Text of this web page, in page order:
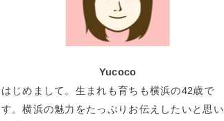
Yucoco
はじめまして。生まれも育ちも横浜の42歳で
す。横浜の魅力をたっぷりお伝えしたいと思い